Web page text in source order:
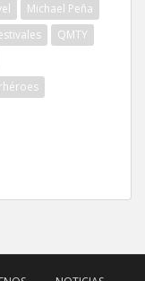
Michael Peña
QMTY